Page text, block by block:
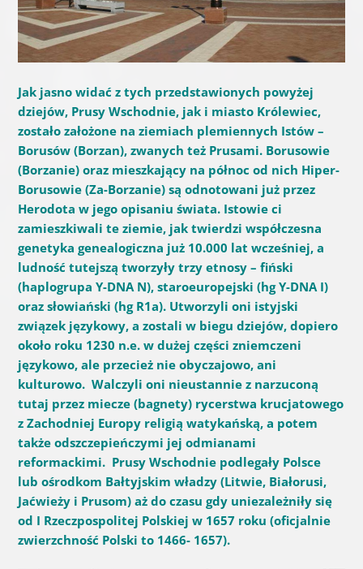
Jak jasno widać z tych przedstawionych powyżej
dziejów, Prusy Wschodnie, jak i miasto Królewiec,
zostało założone na ziemiach plemiennych Istów –
Borusów (Borzan), zwanych też Prusami. Borusowie
(Borzanie) oraz mieszkający na północ od nich Hiper-
Borusowie (Za-Borzanie) są odnotowani już przez
Herodota w jego opisaniu świata. Istowie ci
zamieszkiwali te ziemie, jak twierdzi współczesna
genetyka genealogiczna już 10.000 lat wcześniej, a
ludność tutejszą tworzyły trzy etnosy – fiński
(haplogrupa Y-DNA N), staroeuropejski (hg Y-DNA I)
oraz słowiański (hg R1a). Utworzyli oni istyjski
związek językowy, a zostali w biegu dziejów, dopiero
około roku 1230 n.e. w dużej części zniemczeni
językowo, ale przecież nie obyczajowo, ani
kulturowo. Walczyli oni nieustannie z narzuconą
tutaj przez miecze (bagnety) rycerstwa krucjatowego
z Zachodniej Europy religią watykańską, a potem
także odszczepieńczymi jej odmianami
reformackimi. Prusy Wschodnie podlegały Polsce
lub ośrodkom Bałtyjskim władzy (Litwie, Białorusi,
Jaćwieży i Prusom) aż do czasu gdy uniezależniły się
od I Rzeczpospolitej Polskiej w 1657 roku (oficjalnie
zwierzchność Polski to 1466- 1657).